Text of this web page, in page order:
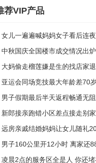
荐VIP产品
女儿一遍遍喊妈妈女子看后连
想好好陪孩子！(图）
中秋国庆全国楼市成交情况出
量表现一般！（图）
大妈偷走榴莲嫌是生的找店家退
给她一个小金人！（图）
亚运会同场竞技最大年龄差70
是怎么样？（图）
男子假期最后半天返程畅通无
堵车高峰期轻松打道回府!
新郎接亲跑错小区差点接走别
友：太不靠谱了！（图）
远房亲戚结婚妈妈让女儿随礼
况是怎么样？
男子160公里开12小时 离家还
友：8天假期，4天在路上
凌晨2点的服务区全是人 你还